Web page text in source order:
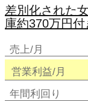
差別化された
庫約370万円付
売上/月
営業利益/月
年間利回り